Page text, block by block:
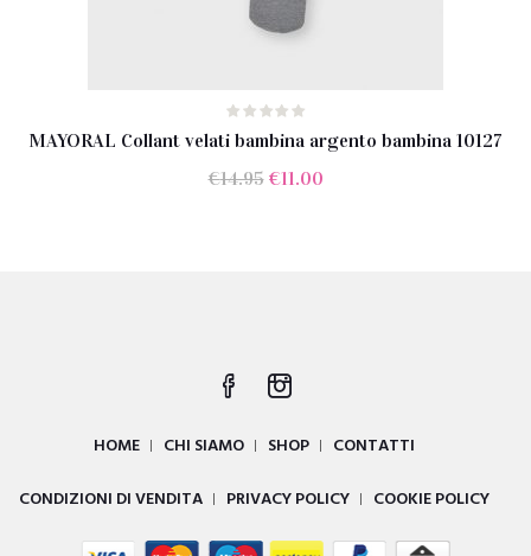
MAYORAL Collant velati bambina argento bambina 10127
€14.95 Il
€11.00Il
HOME CHI SIAMO SHOP
CONTATTI
CONDIZIONI DI VENDITA
PRIVACY POLICY COOKIE POLICY